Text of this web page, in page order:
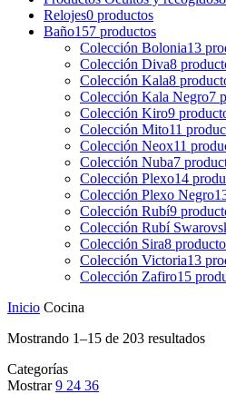
Relojes0 productos
Baño157 productos
Colección Bolonia13
Colección Diva8
Colección Kala8
Colección Kala Negro7
Colección Kiro9
Colección Mito11
Colección Neox11
Colección Nuba7
Colección Plexo14
Colección Plexo Negro
Colección Rubí9
Colección Rubí
Colección Sira8
Colección Victoria13
Colección Zafiro15
Inicio Cocina
Mostrando 1–15 de 203 resultados
Categorías
Mostrar 9 24 36